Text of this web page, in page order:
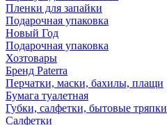
Пленки для запайки
Подарочная упаковка
Новый Год
Подарочная упаковка
Хозтовары
Бренд Paterra
Перчатки, маски, бахилы, плащи
Бумага туалетная
Губки, салфетки, бытовые тряпки
Салфетки